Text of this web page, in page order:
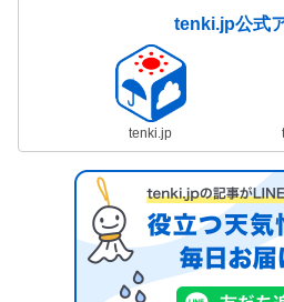
tenki.jp公式
tenki.jp